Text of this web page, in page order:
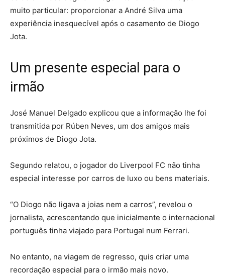
muito particular: proporcionar a André Silva uma
experiência inesquecível após o casamento de Diogo
Jota.
Um presente especial para o
irmão
José Manuel Delgado explicou que a informação lhe foi
transmitida por Rúben Neves, um dos amigos mais
próximos de Diogo Jota.
Segundo relatou, o jogador do Liverpool FC não tinha
especial interesse por carros de luxo ou bens materiais.
“O Diogo não ligava a joias nem a carros”, revelou o
jornalista, acrescentando que inicialmente o internacional
português tinha viajado para Portugal num Ferrari.
No entanto, na viagem de regresso, quis criar uma
recordação especial para o irmão mais novo.